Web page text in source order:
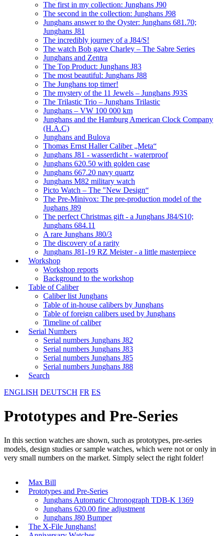
The first in my collection: Junghans J90
The second in the collection: Junghans J98
Junghans answer to the Oyster: Junghans 681.70;
Junghans J81
The incredibly journey of a J84/S!
The watch Bob gave Charley – The Sabre Series
Junghans and Zentra
The Top Product: Junghans J83
The most beautiful: Junghans J88
The Junghans top timer!
The mystery of the 11 Jewels – Junghans J93S
The Trilastic Trio – Junghans Trilastic
Junghans – VW 100 000 km
Junghans and the Hamburg American Clock Company
(H.A.C)
Junghans and Bulova
Thomas Ernst Haller Caliber „Meta“
Junghans J81 - wasserdicht - waterproof
Junghans 620.50 with golden case
Junghans 667.20 navy quartz
Junghans M82 military watch
Picto Watch – The "New Design“
The Pre-Minivox: The pre-production model of the
Jughans J89
The perfect Christmas gift - a Junghans J84/S10;
Junghans 684.11
A rare Junghans J80/3
The discovery of a rarity
Junghans J81-19 RZ Meister - a little masterpiece
Workshop
Workshop reports
Background to the workshop
Table of Caliber
Caliber list Junghans
Table of in-house calibers by Junghans
Table of foreign calibers used by Junghans
Timeline of caliber
Serial Numbers
Serial numbers Junghans J82
Serial numbers Junghans J83
Serial numbers Junghans J85
Serial numbers Junghans J88
Search
ENGLISH DEUTSCH FR ES
Prototypes and Pre-Series
In this section watches are shown, such as prototypes, pre-series
models, design studies or sample watches, which were not or only in
very small numbers on the market. Simply select the right folder!
Max Bill
Prototypes and Pre-Series
Junghans Automatic Chronograph TDB-K 1369
Junghans 620.00 fine adjustment
Junghans J80 Bumper
The X-File Junghans!